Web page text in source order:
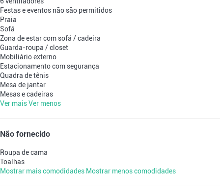
Festas e eventos não são permitidos
Praia
Sofá
Zona de estar com sofá / cadeira
Guarda-roupa / closet
Mobiliário externo
Estacionamento com segurança
Quadra de tênis
Mesa de jantar
Mesas e cadeiras
Ver maisVer menos
Não fornecido
Roupa de cama
Toalhas
Mostrar mais comodidades Mostrar menos comodidades